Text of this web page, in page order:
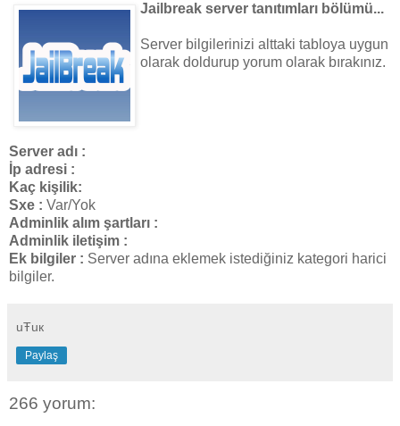
Jailbreak server tanıtımları bölümü...
Server bilgilerinizi alttaki tabloya uygun
olarak doldurup yorum olarak bırakınız.
Server adı :
İp adresi :
Kaç kişilik:
Sxe : Var/Yok
Adminlik alım şartları :
Adminlik iletişim :
Ek bilgiler : Server adına eklemek istediğiniz kategori harici
bilgiler.
uŦuк
Paylaş
266 yorum: